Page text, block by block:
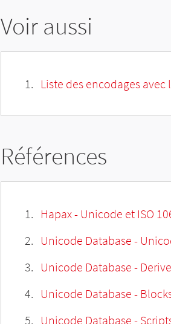
Voir aussi
Liste des encodages avec
Références
Hapax - Unicode et ISO
Unicode Database -
Unicode Database -
Unicode Database -
Unicode Database -